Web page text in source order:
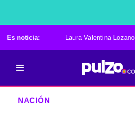
Es noticia: Laura Valentina Lozano
NACIÓN